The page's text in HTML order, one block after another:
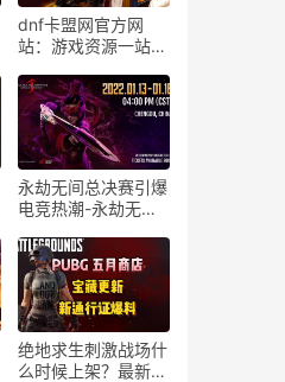
dnf卡盟网官方网
站：游戏资源一站式
游戏资源与交易服务
全解析
永劫无间总决赛引爆
电竞热潮-永劫无间
手分析
绝地求生刺激战场什
么时候上架？最新消